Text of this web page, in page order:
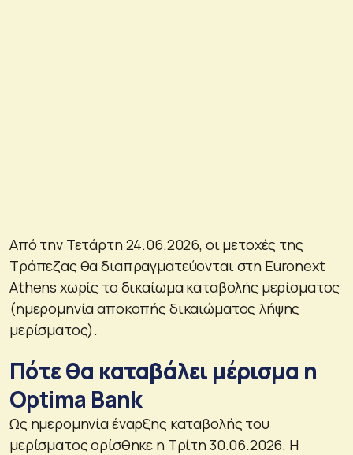
Από την Τετάρτη 24.06.2026, οι μετοχές της
Τράπεζας θα διαπραγματεύονται στη Euronext
Athens χωρίς το δικαίωμα καταβολής μερίσματος
(ημερομηνία αποκοπής δικαιώματος λήψης
μερίσματος).
Πότε θα καταβάλει μέρισμα η
Optima Bank
Ως ημερομηνία έναρξης καταβολής του
μερίσματος ορίσθηκε η Τρίτη 30.06.2026. Η